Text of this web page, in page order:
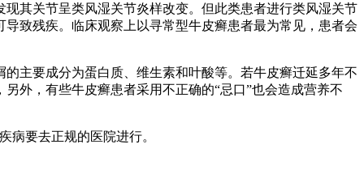
其关节呈类风湿关节炎样改变。但此类患者进行类风湿关节
致残疾。临床观察上以寻常型牛皮癣患者最为常见，患者会
主要成分为蛋白质、维生素和叶酸等。若牛皮癣迁延多年不
外，有些牛皮癣患者采用不正确的“忌口”也会造成营养不
病要去正规的医院进行。